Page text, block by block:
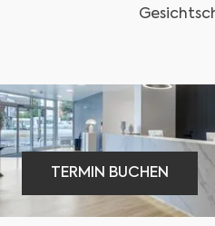
TERMIN BUCHEN
TERMIN BUCHEN